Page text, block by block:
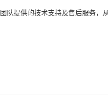
队提供的技术支持及售后服务